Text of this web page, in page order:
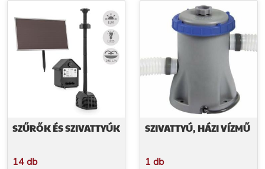
SZŰRŐK ÉS SZIVATTYÚK
14 db
SZIVATTYÚ, HÁZI VÍZMŰ
1 db